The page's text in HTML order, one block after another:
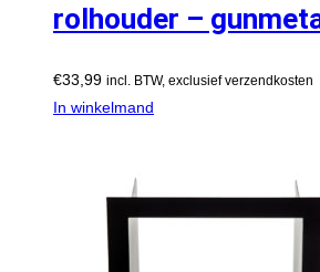
rolhouder –
€33,99 incl. BTW, exclusief verzendkosten
In winkelmand